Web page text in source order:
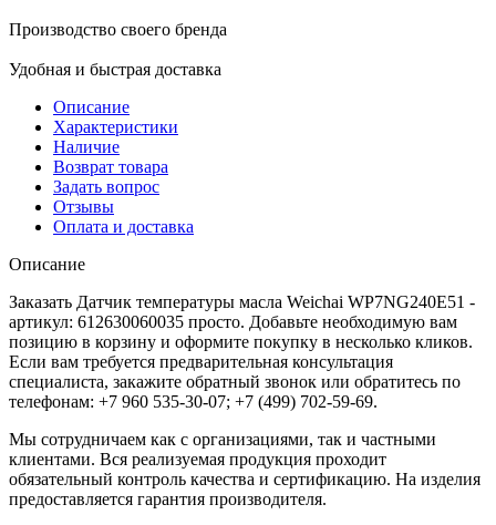
Производство своего бренда
Удобная и быстрая доставка
Описание
Характеристики
Наличие
Возврат товара
Задать вопрос
Отзывы
Оплата и доставка
Описание
Заказать Датчик температуры масла Weichai WP7NG240E51 -
артикул: 612630060035 просто. Добавьте необходимую вам
позицию в корзину и оформите покупку в несколько кликов.
Если вам требуется предварительная консультация
специалиста, закажите обратный звонок или обратитесь по
телефонам: +7 960 535-30-07; +7 (499) 702-59-69.
Мы сотрудничаем как с организациями, так и частными
клиентами. Вся реализуемая продукция проходит
обязательный контроль качества и сертификацию. На изделия
предоставляется гарантия производителя.